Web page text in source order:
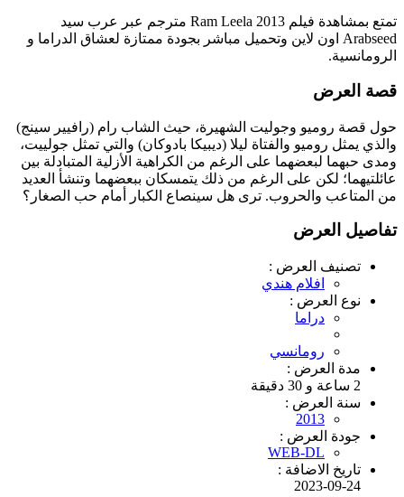
تمتع بمشاهدة فيلم Ram Leela 2013 مترجم عبر عرب سيد
Arabseed اون لاين وتحميل مباشر بجودة ممتازة لعشاق الدراما و
الرومانسية.
قصة العرض
حول قصة روميو وجوليت الشهيرة، حيث الشاب رام (رافيير سينج)
والذي يمثل روميو والفتاة ليلا (ديبيكا بادوكان) والتي تمثل جولييت،
ومدى حبهما لبعضهما على الرغم من الكراهية الأزلية المتبادلة بين
عائلتيهما؛ لكن على الرغم من ذلك يتمسكان ببعضهما وتنشأ العديد
من المتاعب والحروب. ترى هل سينصاع الكبار أمام حب الصغار؟
تفاصيل العرض
تصنيف العرض :
افلام هندي
نوع العرض :
دراما
رومانسي
مدة العرض :
2 ساعة و 30 دقيقة
سنة العرض :
2013
جودة العرض :
WEB-DL
تاريخ الاضافة :
2023-09-24